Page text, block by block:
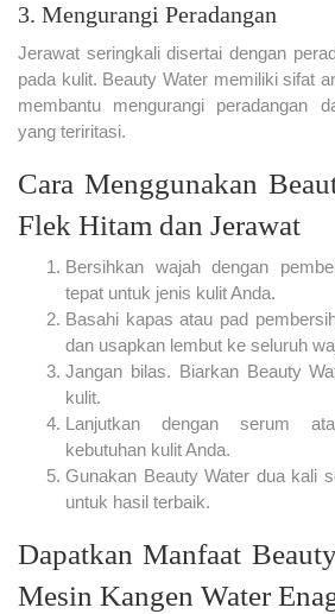
3. Mengurangi Peradangan
Jerawat seringkali disertai dengan
pada kulit. Beauty Water memiliki sifat
membantu mengurangi peradangan
yang teriritasi.
Cara Menggunakan
Flek Hitam dan Jerawat
Bersihkan wajah dengan
tepat untuk jenis kulit Anda.
Basahi kapas atau pad
dan usapkan lembut ke seluruh
Jangan bilas. Biarkan Beauty
kulit.
Lanjutkan dengan serum
kebutuhan kulit Anda.
Gunakan Beauty Water dua kali
untuk hasil terbaik.
Dapatkan Manfaat
Mesin Kangen Water